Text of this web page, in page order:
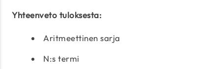
Yhteenveto tuloksesta:
Aritmeettinen sarja
N:s termi